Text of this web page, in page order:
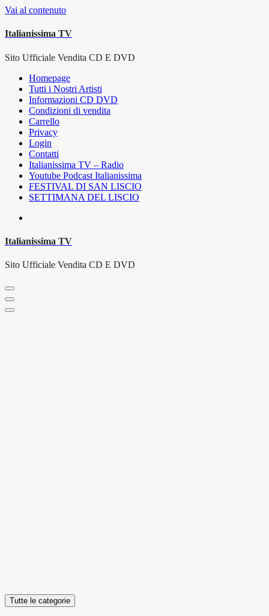
Vai al contenuto
Italianissima TV
Sito Ufficiale Vendita CD E DVD
Homepage
Tutti i Nostri Artisti
Informazioni CD DVD
Condizioni di vendita
Carrello
Privacy
Login
Contatti
Italianissima TV – Radio
Youtube Podcast Italianissima
FESTIVAL DI SAN LISCIO
SETTIMANA DEL LISCIO
Italianissima TV
Sito Ufficiale Vendita CD E DVD
Tutte le categorie